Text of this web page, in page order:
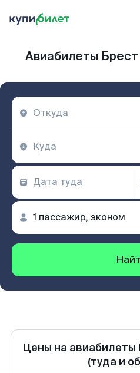
Авиабилеты
Цены на авиабилеты
(туда и